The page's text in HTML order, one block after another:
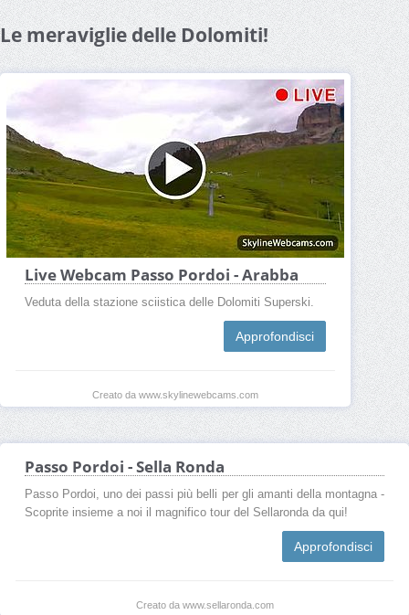
Le meraviglie delle Dolomiti!
Live Webcam Passo Pordoi - Arabba
Veduta della stazione sciistica delle Dolomiti Superski.
Approfondisci
Creato da www.skylinewebcams.com
Passo Pordoi - Sella Ronda
Passo Pordoi, uno dei passi più belli per gli amanti della montagna -
Scoprite insieme a noi il magnifico tour del Sellaronda da qui!
Approfondisci
Creato da www.sellaronda.com